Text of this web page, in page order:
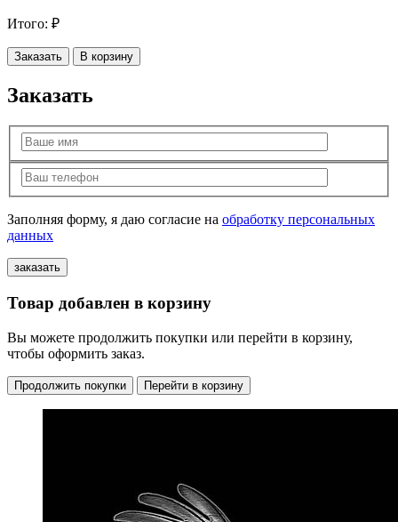
Итого: ₽
Заказать В корзину
Заказать
Заполняя форму, я даю согласие на обработку персональных
данных
Товар добавлен в корзину
Вы можете продолжить покупки или перейти в корзину,
чтобы оформить заказ.
Продолжить покупки Перейти в корзину